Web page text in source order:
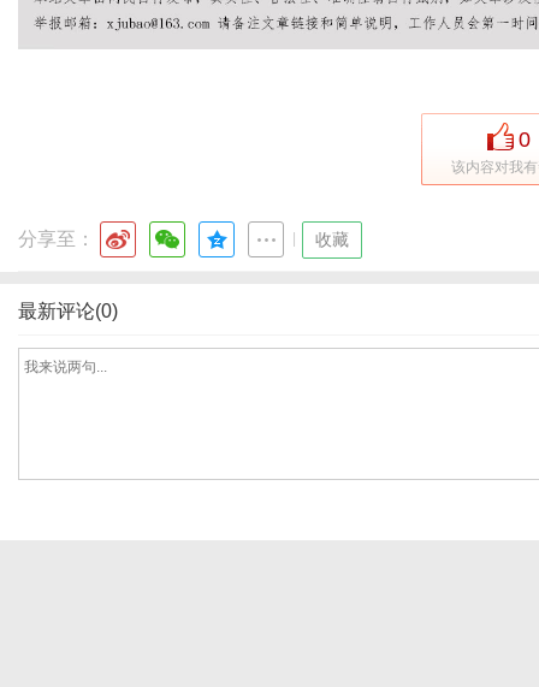
0
该内容对我
分享至： 收藏
最新评论(0)